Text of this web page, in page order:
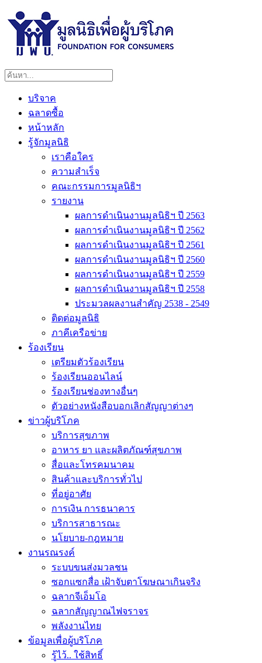
บริจาค
ฉลาดซื้อ
หน้าหลัก
รู้จักมูลนิธิ
เราคือใคร
ความสำเร็จ
คณะกรรมการมูลนิธิฯ
รายงาน
ผลการดำเนินงานมูลนิธิฯ ปี 2563
ผลการดำเนินงานมูลนิธิฯ ปี 2562
ผลการดำเนินงานมูลนิธิฯ ปี 2561
ผลการดำเนินงานมูลนิธิฯ ปี 2560
ผลการดำเนินงานมูลนิธิฯ ปี 2559
ผลการดำเนินงานมูลนิธิฯ ปี 2558
ประมวลผลงานสำคัญ 2538 - 2549
ติดต่อมูลนิธิ
ภาคีเครือข่าย
ร้องเรียน
เตรียมตัวร้องเรียน
ร้องเรียนออนไลน์
ร้องเรียนช่องทางอื่นๆ
ตัวอย่างหนังสือบอกเลิกสัญญาต่างๆ
ข่าวผู้บริโภค
บริการสุขภาพ
อาหาร ยา และผลิตภัณฑ์สุขภาพ
สื่อและโทรคมนาคม
สินค้าและบริการทั่วไป
ที่อยู่อาศัย
การเงิน การธนาคาร
บริการสาธารณะ
นโยบาย-กฎหมาย
งานรณรงค์
ระบบขนส่งมวลชน
ซอกแซกสื่อ เฝ้าจับตาโฆษณาเกินจริง
ฉลากจีเอ็มโอ
ฉลากสัญญาณไฟจราจร
พลังงานไทย
ข้อมูลเพื่อผู้บริโภค
รู้ไว้.. ใช้สิทธิ์